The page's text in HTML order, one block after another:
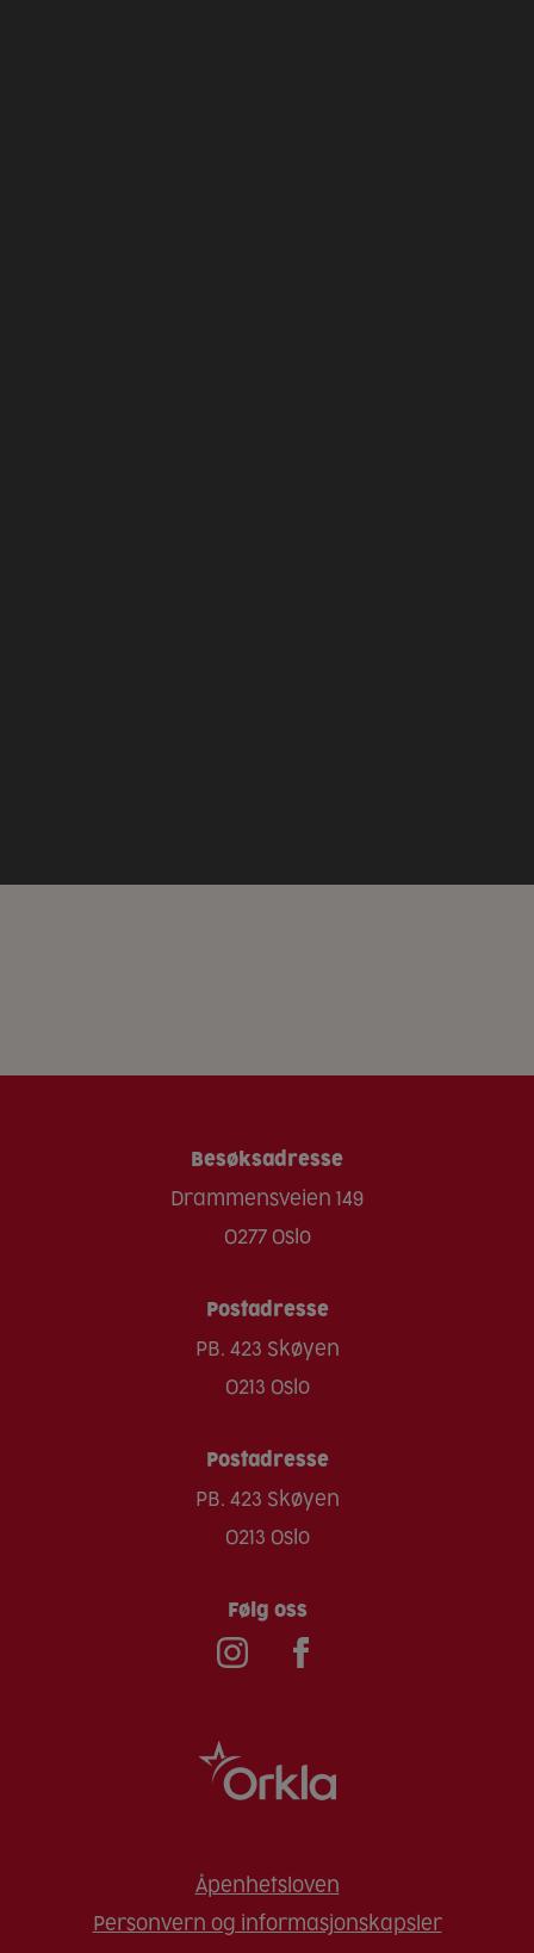
Besøksadresse
Drammensveien 149
0277 Oslo
Postadresse
PB. 423 Skøyen
0213 Oslo
Postadresse
PB. 423 Skøyen
0213 Oslo
Følg oss
Åpenhetsloven
Personvern og informasjonskapsler